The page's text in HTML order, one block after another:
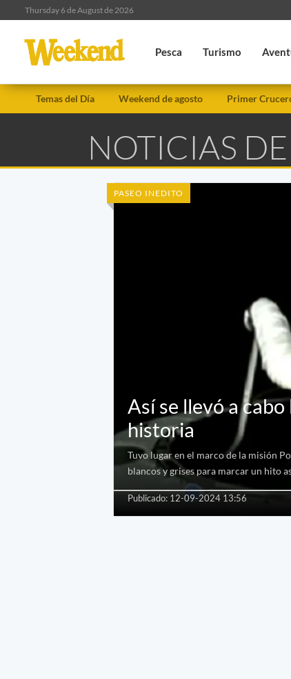
Thursday 6 de August de 2026
Pesca Turismo
Temas del Día Weekend de agosto Primer
NOTICIAS
PASEO INEDITO
Así se llevó a
historia
Tuvo lugar en el marco de la misión
blancos y grises para marcar un hito
Publicado: 12-09-2024 13:56